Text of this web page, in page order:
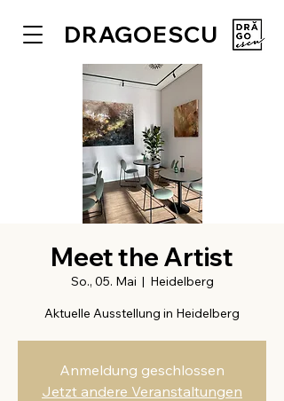
DRAGOESCU
Meet the Artist
So., 05. Mai
  |
Heidelberg
Aktuelle Ausstellung in Heidelberg
Anmeldung geschlossen
Jetzt andere Veranstaltungen